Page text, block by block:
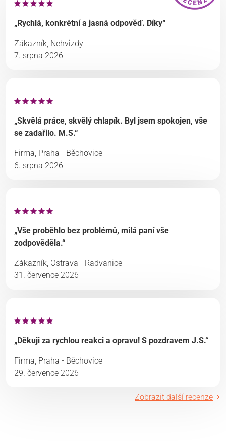
„Rychlá, konkrétní a jasná odpověď. Díky“
Zákazník, Nehvizdy
7. srpna 2026
„Skvělá práce, skvělý chlapík. Byl jsem spokojen, vše
se zadařilo. M.S.“
Firma, Praha - Běchovice
6. srpna 2026
„Vše proběhlo bez problémů, milá paní vše
zodpověděla.“
Zákazník, Ostrava - Radvanice
31. července 2026
„Děkuji za rychlou reakci a opravu! S pozdravem J.S.“
Firma, Praha - Běchovice
29. července 2026
Zobrazit další recenze